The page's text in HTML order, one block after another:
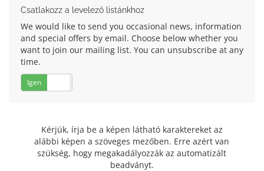
Csatlakozz a levelező listánkhoz
We would like to send you occasional news, information
and special offers by email. Choose below whether you
want to join our mailing list. You can unsubscribe at any
time.
Igen
Kérjük, írja be a képen látható karaktereket az
alábbi képen a szöveges mezőben. Erre azért van
szükség, hogy megakadályozzák az automatizált
beadványt.